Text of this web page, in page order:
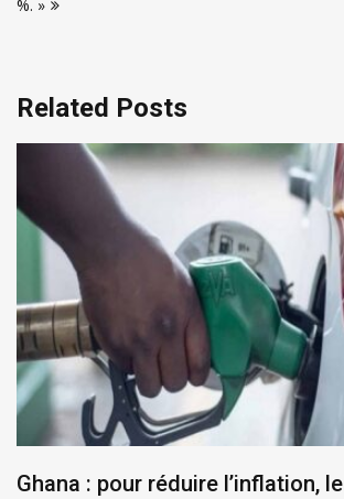
%. »
Related Posts
Ghana : pour réduire l’inflation, le